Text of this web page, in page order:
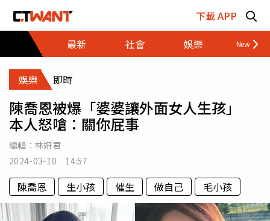
下載 APP
最新
社會 娛樂 財經
娛樂 即時
陳喬恩被爆「婆婆讓外面女人生孩」
本人怒嗆：關你屁事
編輯： 林姸君
2024-03-10 14:57
陳喬恩 生小孩 催生 做自己 毛小孩